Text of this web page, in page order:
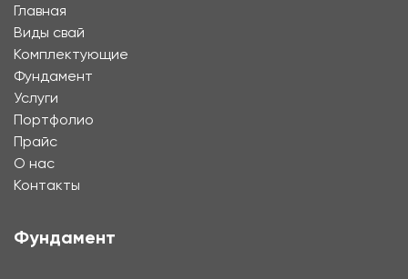
Главная
Виды свай
Комплектующие
Фундамент
Услуги
Портфолио
Прайс
О нас
Контакты
Фундамент